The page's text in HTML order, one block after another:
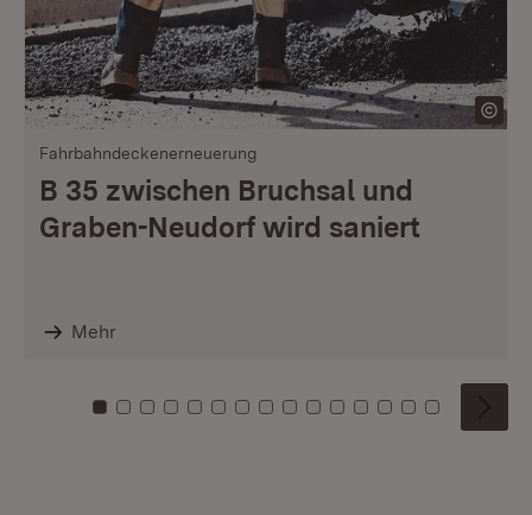
Fahrbahndeckenerneuerung
B 35 zwischen Bruchsal und
Graben-Neudorf wird saniert
Mehr
Zu Kachel: 0
Zu Kachel: 1
Zu Kachel: 2
Zu Kachel: 3
Zu Kachel: 4
Zu Kachel: 5
Zu Kachel: 6
Zu Kachel: 7
Zu Kachel: 8
Zu Kachel: 9
Zu Kachel: 10
Zu Kachel: 11
Zu Kachel: 12
Zu Kachel:
Zu